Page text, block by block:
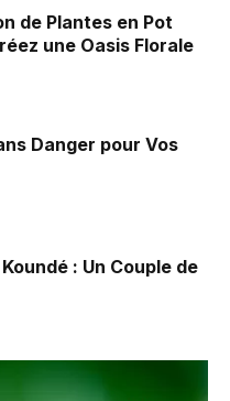
de Plantes en Pot
une Oasis Florale
Danger pour Vos
: Un Couple de